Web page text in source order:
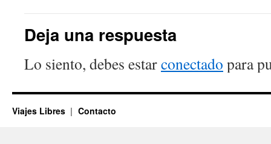
Deja una respuesta
Lo siento, debes estarconectado para
Viajes Libres Contacto